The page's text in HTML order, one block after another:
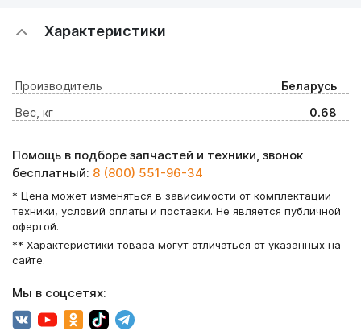
Характеристики
Производитель
Беларусь
Вес, кг
0.68
Помощь в подборе запчастей и техники, звонок
бесплатный: 8 (800) 551-96-34
* Цена может изменяться в зависимости от комплектации
техники, условий оплаты и поставки. Не является публичной
офертой.
** Характеристики товара могут отличаться от указанных на
сайте.
Мы в соцсетях: